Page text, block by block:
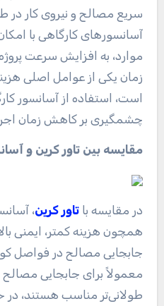
سریع مصالح و نیروی کار
آسانسورهای کارگاهی با
موارد، به افزایش سرعت
زمان یکی از عوامل اصلی
است، استفاده از آسانسور
چشمگیری بر کاهش زمان
مقایسه بین تاور کرین و
در مقایسه با تاور کرین،
همچون هزینه کمتر، ایمنی
جابجایی مصالح در فواصل
معمولاً برای جابجایی
طولانی‌تر مناسب هستند، در